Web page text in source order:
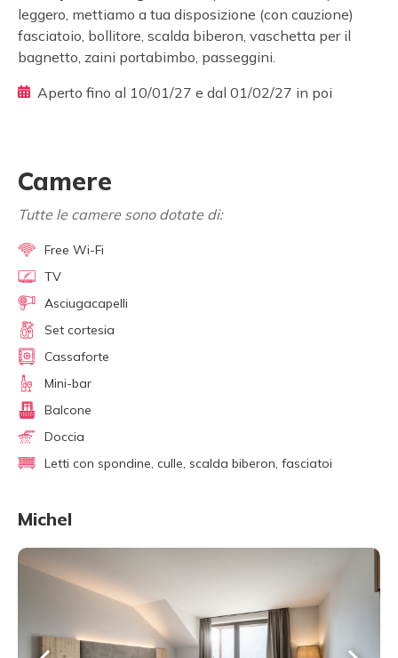
leggero, mettiamo a tua disposizione (con cauzione)
fasciatoio, bollitore, scalda biberon, vaschetta per il
bagnetto, zaini portabimbo, passeggini.
Aperto fino al 10/01/27 e dal 01/02/27 in poi
Camere
Tutte le camere sono dotate di:
Free Wi-Fi
TV
Asciugacapelli
Set cortesia
Cassaforte
Mini-bar
Balcone
Doccia
Letti con spondine, culle, scalda biberon, fasciatoi
Michel